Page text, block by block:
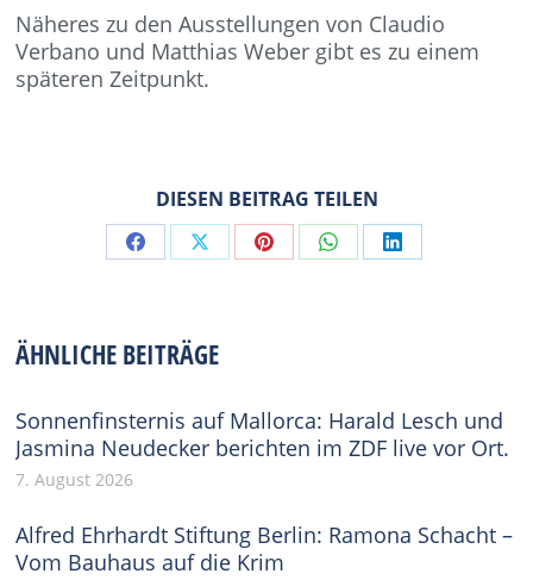
Näheres zu den Ausstellungen von Claudio
Verbano und Matthias Weber gibt es zu einem
späteren Zeitpunkt.
DIESEN BEITRAG TEILEN
Share Share Share Share Share
ÄHNLICHE BEITRÄGE
Sonnenfinsternis auf Mallorca: Harald Lesch und
Jasmina Neudecker berichten im ZDF live vor Ort.
7. August 2026
Alfred Ehrhardt Stiftung Berlin: Ramona Schacht –
Vom Bauhaus auf die Krim